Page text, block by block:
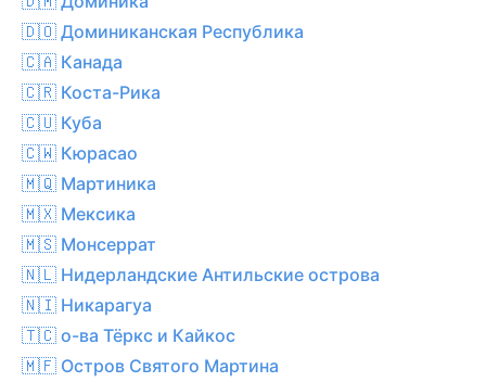
🇩🇴 Доминиканская Республика
🇨🇦 Канада
🇨🇷 Коста-Рика
🇨🇺 Куба
🇨🇼 Кюрасао
🇲🇶 Мартиника
🇲🇽 Мексика
🇲🇸 Монсеррат
🇳🇱 Нидерландские Антильские острова
🇳🇮 Никарагуа
🇹🇨 о-ва Тёркс и Кайкос
🇲🇫 Остров Святого Мартина